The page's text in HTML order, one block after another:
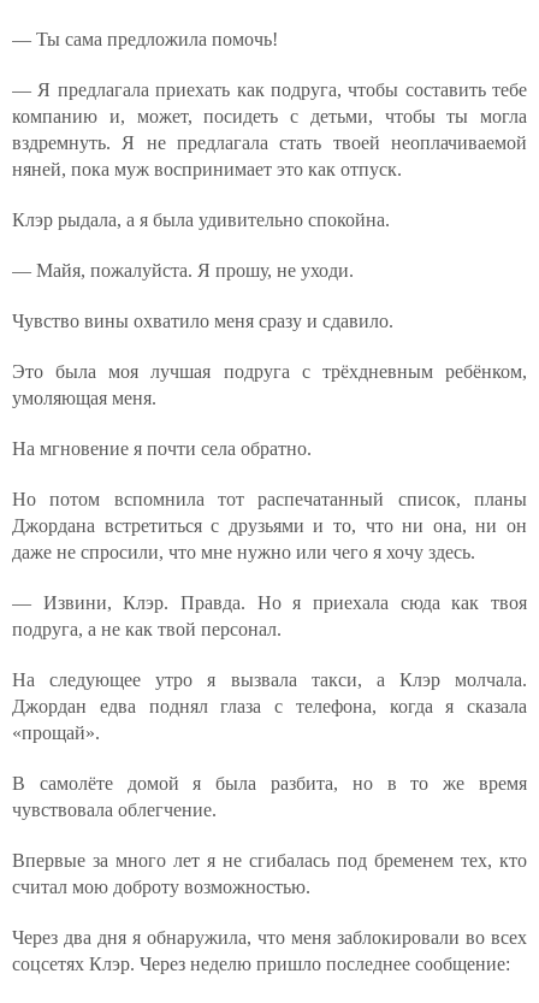
— Ты сама предложила помочь!
— Я предлагала приехать как подруга, чтобы составить тебе
компанию и, может, посидеть с детьми, чтобы ты могла
вздремнуть. Я не предлагала стать твоей неоплачиваемой
няней, пока муж воспринимает это как отпуск.
Клэр рыдала, а я была удивительно спокойна.
— Майя, пожалуйста. Я прошу, не уходи.
Чувство вины охватило меня сразу и сдавило.
Это была моя лучшая подруга с трёхдневным ребёнком,
умоляющая меня.
На мгновение я почти села обратно.
Но потом вспомнила тот распечатанный список, планы
Джордана встретиться с друзьями и то, что ни она, ни он
даже не спросили, что мне нужно или чего я хочу здесь.
— Извини, Клэр. Правда. Но я приехала сюда как твоя
подруга, а не как твой персонал.
На следующее утро я вызвала такси, а Клэр молчала.
Джордан едва поднял глаза с телефона, когда я сказала
«прощай».
В самолёте домой я была разбита, но в то же время
чувствовала облегчение.
Впервые за много лет я не сгибалась под бременем тех, кто
считал мою доброту возможностью.
Через два дня я обнаружила, что меня заблокировали во всех
соцсетях Клэр. Через неделю пришло последнее сообщение: